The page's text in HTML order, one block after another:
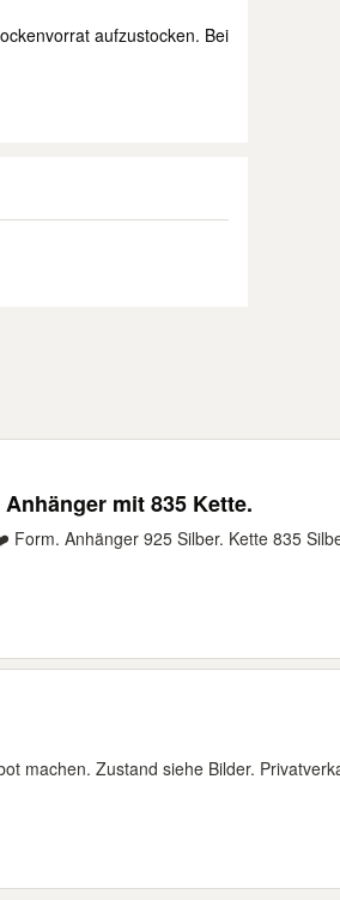
aufzustocken. Bei
mit 835 Kette.
Form. Anhänger 925 Silber. Kette 835
machen. Zustand siehe Bilder.